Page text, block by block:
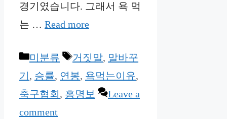
경기였습니다. 그래서 욕 먹
는 … Read more
Categories
미분류 Tags
거짓말, 말바꾸
기 , 승률, 연봉, 욕먹는이유,
축구협회 , 홍명보
Leave a
comment